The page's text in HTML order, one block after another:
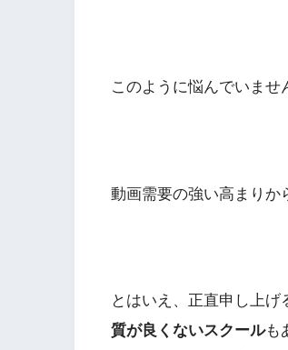
このように悩んでいませ
動画需要の強い高まりか
とはいえ、正直申し上
質が良くないスクールも